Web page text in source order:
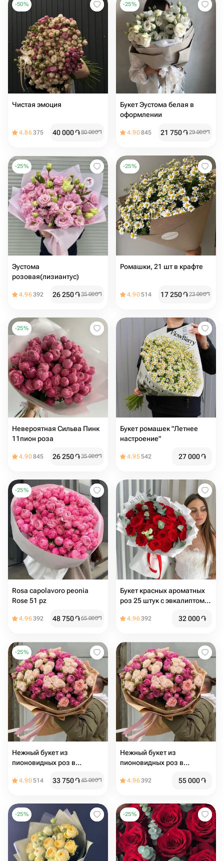
-50%
Чистая эмоция
4.86375 40 000֏80 000֏
-25%
Букет Эустома белая в
оформлении
4.90845 21 750֏29 000֏
-25%
Эустома
розовая(лизиантус)
4.96392 26 250֏35 000֏
-25%
Ромашки, 21 шт в крафте
4.90514 17 250֏23 000֏
-25%
Невероятная Сильва Пинк
11пион роза
4.90845 26 250֏35 000֏
Букет ромашек "Летнее
настроение"
4.95542 27 000֏
-25%
Rosa capolavoro peonia
Rose 51 pz
4.96392 48 750֏65 000֏
Букет красных ароматных
роз 25 штук с эвкалиптом🌿
4.96392 32 000֏
-25%
Нежный букет из
пионовидных роз в
4.90514 33 750֏45 000֏
Нежный букет из
пионовидных роз в
4.96392 55 000֏
-25% -25%